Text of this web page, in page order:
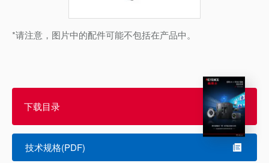
*请注意，图片中的配件可能不包括在产品中。
下载目录
技术规格(PDF)